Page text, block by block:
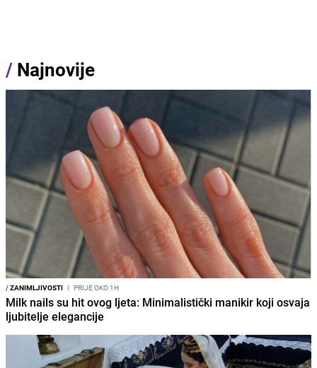
/ Najnovije
/ZANIMLJIVOSTI I PRIJE OKO 1H
Milk nails su hit ovog ljeta: Minimalistički manikir koji osvaja
ljubitelje elegancije